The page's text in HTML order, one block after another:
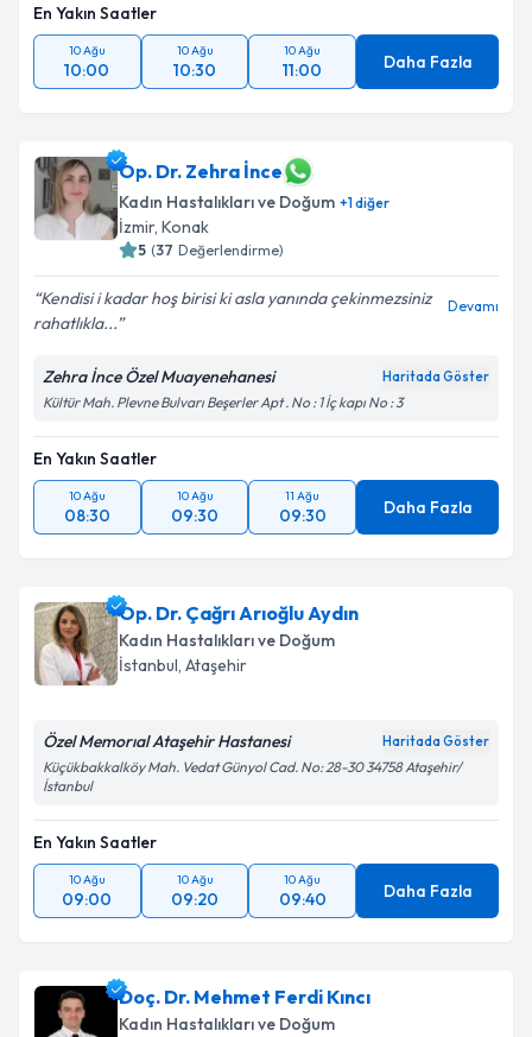
En Yakın Saatler
10 Ağu
10:00
10 Ağu
10:30
10 Ağu
11:00 Daha Fazla
Op. Dr. Zehra İnce
Kadın Hastalıkları ve Doğum +1diğer
İzmir, Konak
5 (37 Değerlendirme)
Kendisi i kadar hoş birisi ki asla yanında çekinmezsiniz
rahatlıkla...
Devamı
Zehra İnce Özel Muayenehanesi Haritada Göster
Kültür Mah. Plevne Bulvarı Beşerler Apt . No : 1 İç kapı No : 3
En Yakın Saatler
10 Ağu
08:30
10 Ağu
09:30
11 Ağu
09:30 Daha Fazla
Op. Dr. Çağrı Arıoğlu Aydın
Kadın Hastalıkları ve Doğum
İstanbul, Ataşehir
Özel Memorıal Ataşehir Hastanesi Haritada Göster
Küçükbakkalköy Mah. Vedat Günyol Cad. No: 28-30 34758 Ataşehir/
İstanbul
En Yakın Saatler
10 Ağu
09:00
10 Ağu
09:20
10 Ağu
09:40 Daha Fazla
Doç. Dr. Mehmet Ferdi Kıncı
Kadın Hastalıkları ve Doğum